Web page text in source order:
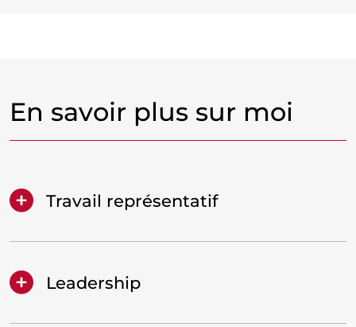
En savoir plus sur moi
Travail représentatif
Leadership